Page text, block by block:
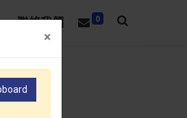
聯絡我們 0
×
×